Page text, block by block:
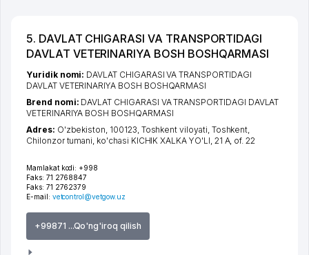
5. DAVLAT CHIGARASI VA TRANSPORTIDAGI
DAVLAT VETERINARIYA BOSH BOSHQARMASI
Mamlakat kodi: +998
Faks: 71 2768847
Faks: 71 2762379
E-mail: vetcontrol@vetgow.uz
+99871 ...Qo'ng'iroq qilish
Yuridik nomi: DAVLAT CHIGARASI VA TRANSPORTIDAGI
DAVLAT VETERINARIYA BOSH BOSHQARMASI
Brend nomi: DAVLAT CHIGARASI VA TRANSPORTIDAGI DAVLAT
VETERINARIYA BOSH BOSHQARMASI
Adres: O'zbekiston, 100123, Toshkent viloyati, Toshkent,
Chilonzor tumani, ko'chasi KICHIK XALKA YO'LI, 21 A, of. 22